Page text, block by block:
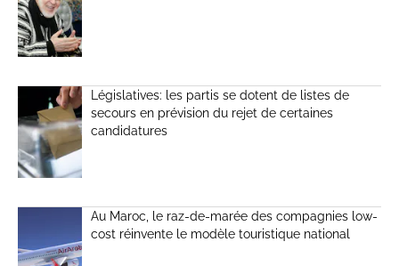
Législatives: les partis se dotent de listes de
secours en prévision du rejet de certaines
candidatures
Au Maroc, le raz-de-marée des compagnies low-
cost réinvente le modèle touristique national